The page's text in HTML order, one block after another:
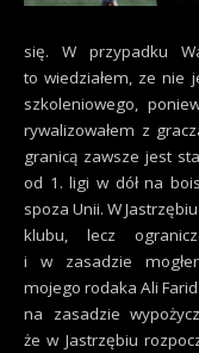
się. W przypadku
to wiedziałem, ze nie
szkoleniowego,
rywalizowałem z
granicą zawsze jest
od 1. ligi w dół na
spoza Unii. W
klubu, lecz
i w zasadzie
mojego rodaka Ali
na zasadzie
że w Jastrzębiu